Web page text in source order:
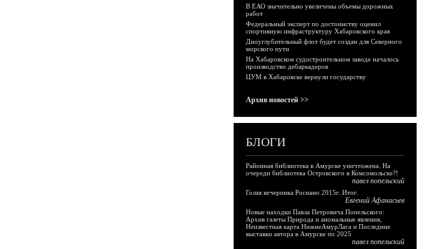
В ЕАО значительно увеличены объемы дорожных
работ
Федеральный эксперт по достоинству оценил
спортивную инфраструктуру Хабаровского края
Дноуглубительный флот будет создан для Северного
морского пути
На Хабаровском судостроительном заводе началось
производство дебаркадеров
ЦУМ в Хабаровске вернули государству
Архив новостей >>
БЛОГИ
Районная библиотека в Амурске уничтожена. На
очереди библиотека Островского в Комсомольске?!
павел попельский
Голая вечеринка Роснано 2015г. Итог.
Евгений Афанасьев
Новые находки Павла Петровича Попельского:
Архив газеты Природа и аномальные явления,
Неизвестная карта НижнеАмурЛага и Последние
выставки автора в Амурске по 2025
павел попельский